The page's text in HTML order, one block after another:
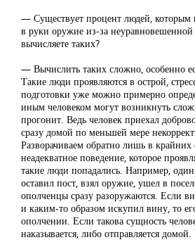
— Существует процент людей, которым
в руки оружие из-за
вычисляете таких?
— Вычислить таких сложно, особенно
Такие люди проявляются в острой,
подготовки уже можно примерно
иным человеком могут возникнуть
прогонит. Ведь человек приехал
сразу домой по меньшей мере
Разворачиваем обратно лишь в крайних
неадекватное поведение, которое
такие люди попадались. Например,
оставил пост, взял оружие, ушел в
ополченцы сразу разоружаются. Если
и каким-то образом искупил вину, то
ополчении. Если такова сущность
наказывается, либо отправляется домой.